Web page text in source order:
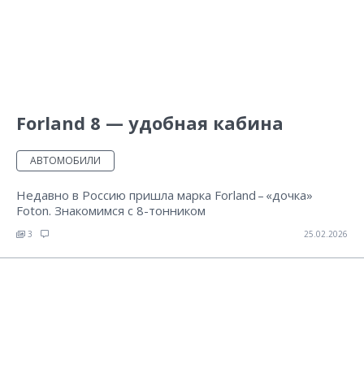
Forland 8 — удобная кабина
АВТОМОБИЛИ
Недавно в Россию пришла марка Forland – «дочка»
Foton. Знакомимся с 8-тонником
3 25.02.2026